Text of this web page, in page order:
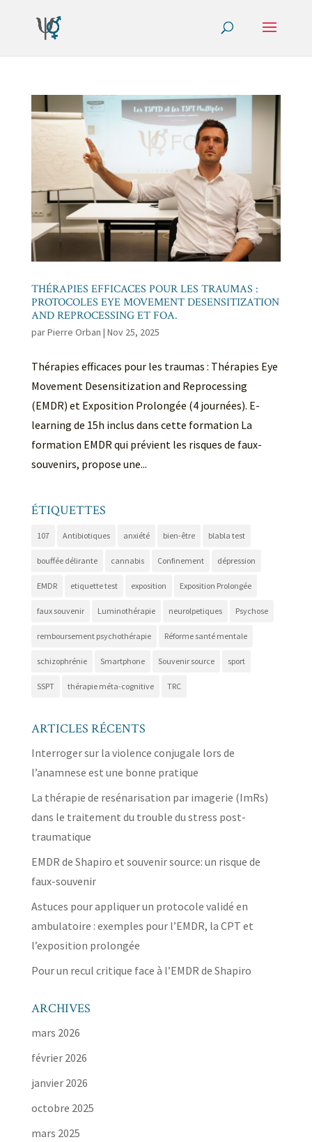
THÉRAPIES EFFICACES POUR LES TRAUMAS :
PROTOCOLES EYE MOVEMENT DESENSITIZATION
AND REPROCESSING ET FOA.
parPierre Orban | Nov 25, 2025
Thérapies efficaces pour les traumas : Thérapies Eye
Movement Desensitization and Reprocessing
(EMDR) et Exposition Prolongée (4 journées). E-
learning de 15h inclus dans cette formation La
formation EMDR qui prévient les risques de faux-
souvenirs, propose une...
ÉTIQUETTES
107 Antibiotiques anxiété bien-être blabla test
bouffée délirante cannabis Confinement dépression
EMDR etiquette test exposition Exposition Prolongée
faux souvenir Luminothérapie neurolpetiques Psychose
remboursement psychothérapie Réforme santé mentale
schizophrénie Smartphone Souvenir source sport
SSPT thérapie méta-cognitive TRC
ARTICLES RÉCENTS
Interroger sur la violence conjugale lors de
l’anamnese est une bonne pratique
La thérapie de resénarisation par imagerie (ImRs)
dans le traitement du trouble du stress post-
traumatique
EMDR de Shapiro et souvenir source: un risque de
faux-souvenir
Astuces pour appliquer un protocole validé en
ambulatoire : exemples pour l’EMDR, la CPT et
l’exposition prolongée
Pour un recul critique face à l’EMDR de Shapiro
ARCHIVES
mars 2026
février 2026
janvier 2026
octobre 2025
mars 2025